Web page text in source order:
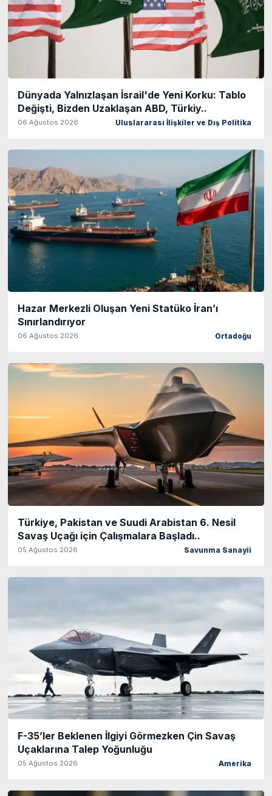
Dünyada Yalnızlaşan İsrail'de Yeni Korku: Tablo
Değişti, Bizden Uzaklaşan ABD, Türkiy..
06 Ağustos 2026 Uluslararası İlişkiler ve Dış Politika
Hazar Merkezli Oluşan Yeni Statüko İran’ı
Sınırlandırıyor
06 Ağustos 2026 Ortadoğu
Türkiye, Pakistan ve Suudi Arabistan 6. Nesil
Savaş Uçağı için Çalışmalara Başladı..
05 Ağustos 2026 Savunma Sanayii
F-35’ler Beklenen İlgiyi Görmezken Çin Savaş
Uçaklarına Talep Yoğunluğu
05 Ağustos 2026 Amerika